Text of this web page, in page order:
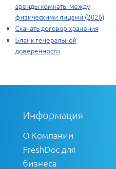
аренды комнаты между
физическими лицами (2026)
Скачать договор хранения
Бланк генеральной
доверенности
Информация
О Компании
FreshDoc для
бизнеса